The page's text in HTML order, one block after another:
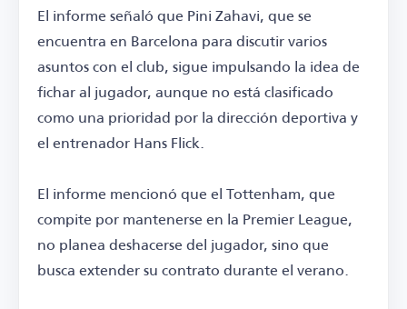
El informe señaló que Pini Zahavi, que se
encuentra en Barcelona para discutir varios
asuntos con el club, sigue impulsando la idea de
fichar al jugador, aunque no está clasificado
como una prioridad por la dirección deportiva y
el entrenador Hans Flick.
El informe mencionó que el Tottenham, que
compite por mantenerse en la Premier League,
no planea deshacerse del jugador, sino que
busca extender su contrato durante el verano.